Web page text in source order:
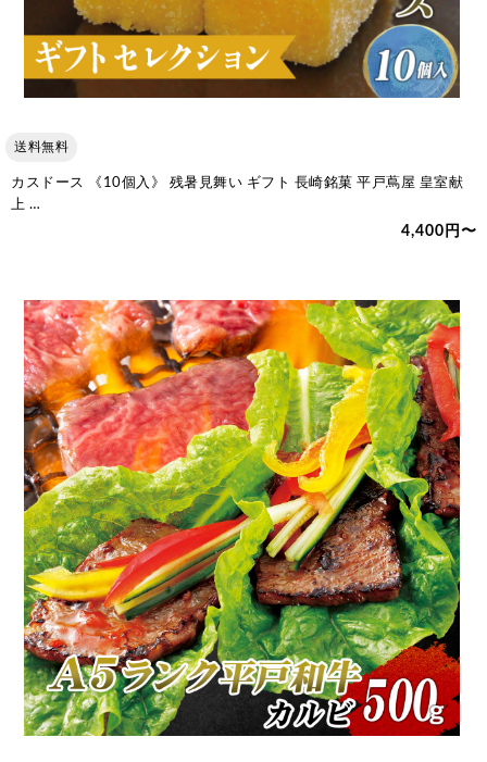
送料無料
カスドース 《10個入》 残暑見舞い ギフト 長崎銘菓 平戸蔦屋 皇室献
上 …
4,400円〜